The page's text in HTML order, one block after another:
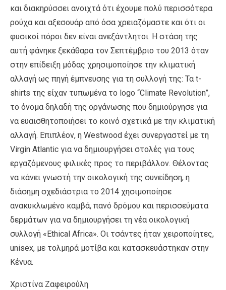
και διακηρύσσει ανοιχτά ότι έχουμε πολύ περισσότερα
ρούχα και αξεσουάρ από όσα χρειαζόμαστε και ότι οι
φυσικοί πόροι δεν είναι ανεξάντλητοι. Η στάση της
αυτή φάνηκε ξεκάθαρα τον Σεπτέμβριο του 2013 όταν
στην επίδειξη μόδας χρησιμοποίησε την κλιματική
αλλαγή ως πηγή έμπνευσης για τη συλλογή της: Τα t-
shirts της είχαν τυπωμένα το logo “Climate Revolution”,
το όνομα δηλαδή της οργάνωσης που δημιούργησε για
να ευαισθητοποιήσει το κοινό σχετικά με την κλιματική
αλλαγή. Επιπλέον, η Westwood έχει συνεργαστεί με τη
Virgin Atlantic για να δημιουργήσει στολές για τους
εργαζόμενους φιλικές προς το περιβάλλον. Θέλοντας
να κάνει γνωστή την οικολογική της συνείδηση, η
διάσημη σχεδιάστρια το 2014 χησιμοποίησε
ανακυκλωμένο καμβά, πανό δρόμου και περισσεύματα
δερμάτων για να δημιουργήσει τη νέα οικολογική
συλλογή «Ethical Africa». Οι τσάντες ήταν χειροποίητες,
unisex, με τολμηρά μοτίβα και κατασκευάστηκαν στην
Κένυα.
Χριστίνα Ζαφειρούλη